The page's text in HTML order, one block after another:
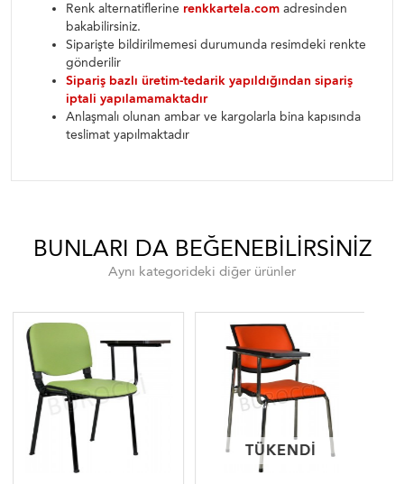
Renk alternatiflerine renkkartela.com adresinden
bakabilirsiniz.
Siparişte bildirilmemesi durumunda resimdeki renkte
gönderilir
Sipariş bazlı üretim-tedarik yapıldığından sipariş
iptali yapılamamaktadır
Anlaşmalı olunan ambar ve kargolarla bina kapısında
teslimat yapılmaktadır
BUNLARI DA BEĞENEBILIRSINIZ
Aynı kategorideki diğer ürünler
TÜKENDI
TÜKENDI